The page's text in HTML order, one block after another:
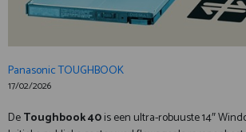
Panasonic TOUGHBOOK
17/02/2026
DeToughbook 40is een ultra-robuuste 14″